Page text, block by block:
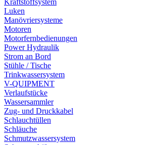
Kraftstoffsystem
Luken
Manövriersysteme
Motoren
Motorfernbedienungen
Power Hydraulik
Strom an Bord
Stühle / Tische
Trinkwassersystem
V-QUIPMENT
Verlaufstücke
Wassersammler
Zug- und Druckkabel
Schlauchtüllen
Schläuche
Schmutzwassersystem